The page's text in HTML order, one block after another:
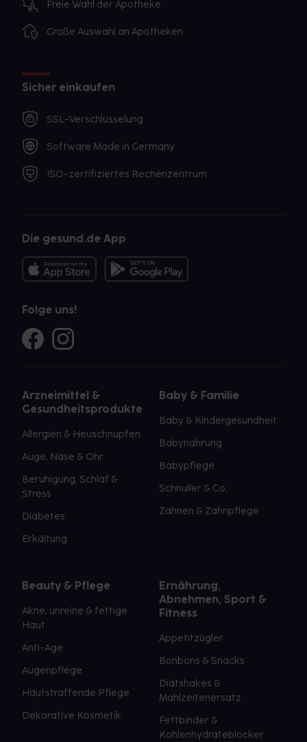
Freie Wahl der Apotheke
Große Auswahl an Apotheken
Sicher einkaufen
SSL-Verschlüsselung
Software Made in Germany
ISO-zertifiziertes Rechenzentrum
Die gesund.de App
Folge uns!
Arzneimittel &
Gesundheitsprodukte
Allergien & Heuschnupfen
Auge, Nase & Ohr
Beruhigung, Schlaf &
Stress
Diabetes
Erkältung
Baby & Familie
Baby & Kindergesundheit
Babynahrung
Babypflege
Schnuller & Co.
Zahnen & Zahnpflege
Beauty & Pflege
Akne, unreine & fettige
Haut
Anti-Age
Augenpflege
Hautstraffende Pflege
Dekorative Kosmetik
Ernährung,
Abnehmen, Sport &
Fitness
Appetitzügler
Bonbons & Snacks
Diätshakes &
Mahlzeitenersatz
Fettbinder &
Kohlenhydrateblocker